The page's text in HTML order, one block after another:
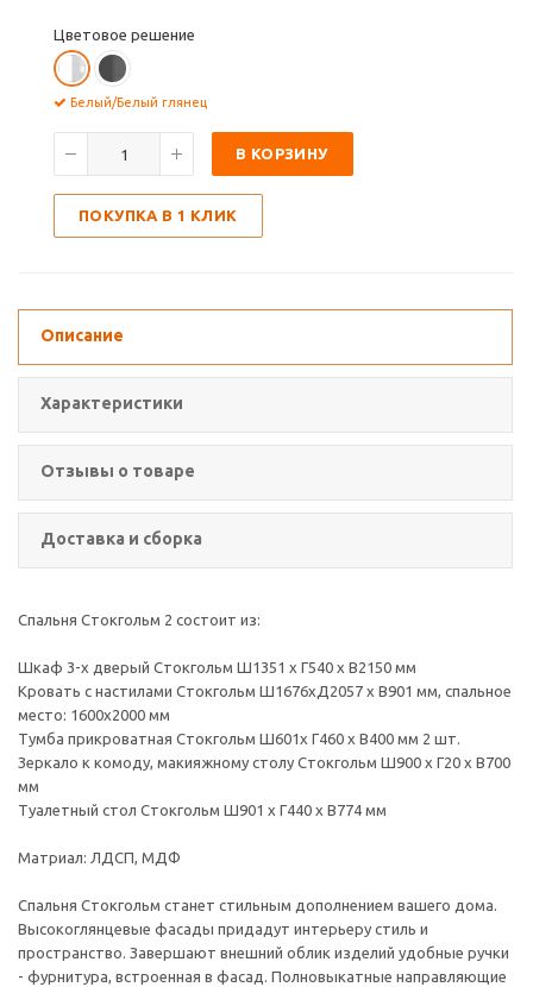
Цветовое решение
Белый/Белый глянец
В КОРЗИНУ
ПОКУПКА В 1 КЛИК
Описание
Характеристики
Отзывы о товаре
Доставка и сборка
Спальня Стокгольм 2 состоит из:
Шкаф 3-х дверый Стокгольм Ш1351 х Г540 х В2150 мм
Кровать с настилами Стокгольм Ш1676хД2057 х В901 мм, спальное
место: 1600х2000 мм
Тумба прикроватная Стокгольм Ш601х Г460 х В400 мм 2 шт.
Зеркало к комоду, макияжному столу Стокгольм Ш900 х Г20 х В700
мм
Туалетный стол Стокгольм Ш901 х Г440 х В774 мм
Матриал: ЛДСП, МДФ
Спальня Стокгольм станет стильным дополнением вашего дома.
Высокоглянцевые фасады придадут интерьеру стиль и
пространство. Завершают внешний облик изделий удобные ручки
- фурнитура, встроенная в фасад. Полновыкатные направляющие